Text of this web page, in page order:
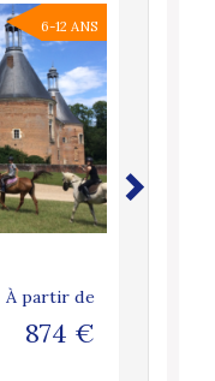
6-12 ANS
À partir de
874 €